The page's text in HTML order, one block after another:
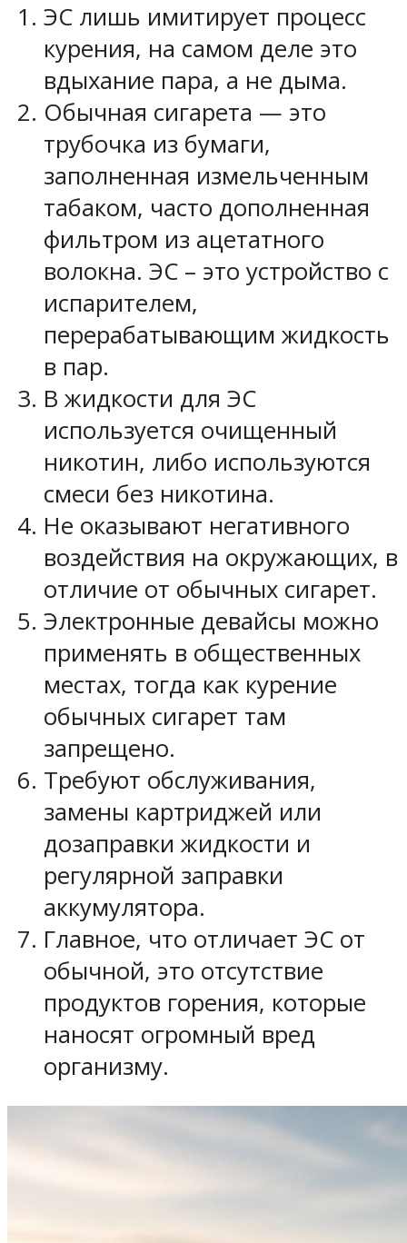
ЭС лишь имитирует процесс
курения, на самом деле это
вдыхание пара, а не дыма.
Обычная сигарета — это
трубочка из бумаги,
заполненная измельченным
табаком, часто дополненная
фильтром из ацетатного
волокна. ЭС – это устройство с
испарителем,
перерабатывающим жидкость
в пар.
В жидкости для ЭС
используется очищенный
никотин, либо используются
смеси без никотина.
Не оказывают негативного
воздействия на окружающих, в
отличие от обычных сигарет.
Электронные девайсы можно
применять в общественных
местах, тогда как курение
обычных сигарет там
запрещено.
Требуют обслуживания,
замены картриджей или
дозаправки жидкости и
регулярной заправки
аккумулятора.
Главное, что отличает ЭС от
обычной, это отсутствие
продуктов горения, которые
наносят огромный вред
организму.